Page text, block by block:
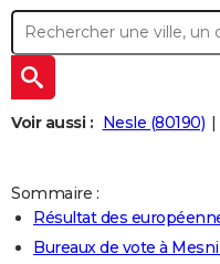
Retraite
Impôts
Epargne
Immobilier
Risques naturels par ville
Banque
Assurance
CréditAUTO
Essais
Réserver un essai
Citadines
Berlines
SUV
Forum auto
+HIGH-TECH
Mobiles
Meilleur smartphone
Internet
Ordinateurs
Jeux vidéo
Guide high-tech
+
BRICOLAGE
Guides de France
Escapades
Patrimoine
Expositions
Musées
Week-end nature
+LIFESTYLE
Art de vivre
Bien-être
Loisirs
Mode
Modes de vie
SANTE
Voir aussi : Nesle (80190)
Sommaire :
Résultat des
Bureaux de vote à